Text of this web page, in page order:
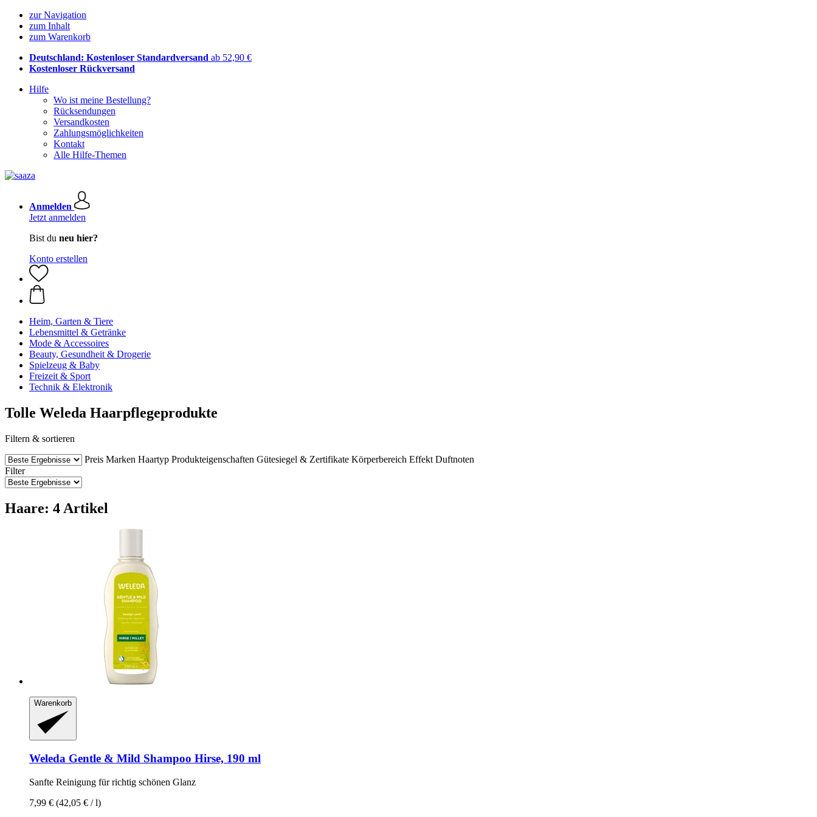
zur Navigation
zum Inhalt
zum Warenkorb
Deutschland: Kostenloser Standardversand ab 52,90 €
Kostenloser Rückversand
Hilfe
Wo ist meine Bestellung?
Rücksendungen
Versandkosten
Zahlungsmöglichkeiten
Kontakt
Alle Hilfe-Themen
Anmelden
Jetzt anmelden
Bist du neu hier?
Konto erstellen
Heim, Garten & Tiere
Lebensmittel & Getränke
Mode & Accessoires
Beauty, Gesundheit & Drogerie
Spielzeug & Baby
Freizeit & Sport
Technik & Elektronik
Tolle Weleda Haarpflegeprodukte
Filtern & sortieren
Preis Marken Haartyp Produkteigenschaften Gütesiegel & Zertifikate Körperbereich Effekt Duftnoten
Filter
Haare: 4 Artikel
Warenkorb
Weleda Gentle & Mild Shampoo Hirse, 190 ml
Sanfte Reinigung für richtig schönen Glanz
7,99 € (42,05 € / l)